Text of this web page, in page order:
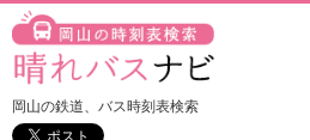
岡山の鉄道、バス時刻表検索